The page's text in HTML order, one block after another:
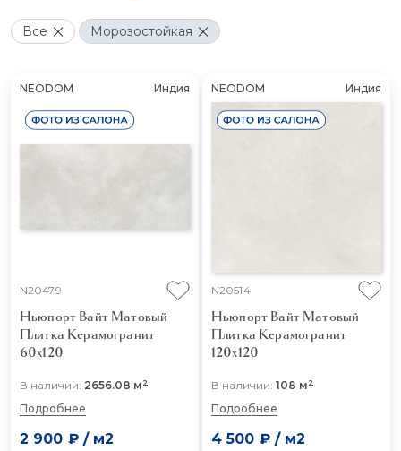
Все Морозостойкая
NEODOM Индия
N20479
Ньюпорт Вайт Матовый
Плитка Керамогранит
60x120
В наличии: 2656.08 м2
Подробнее
2 900 ₽/ м2
NEODOM Индия
N20514
Ньюпорт Вайт Матовый
Плитка Керамогранит
120x120
В наличии: 108 м2
Подробнее
4 500 ₽/ м2